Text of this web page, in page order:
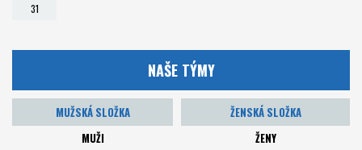
31
NAŠE TÝMY
MUŽSKÁ SLOŽKA
MUŽI
ŽENSKÁ SLOŽKA
ŽENY